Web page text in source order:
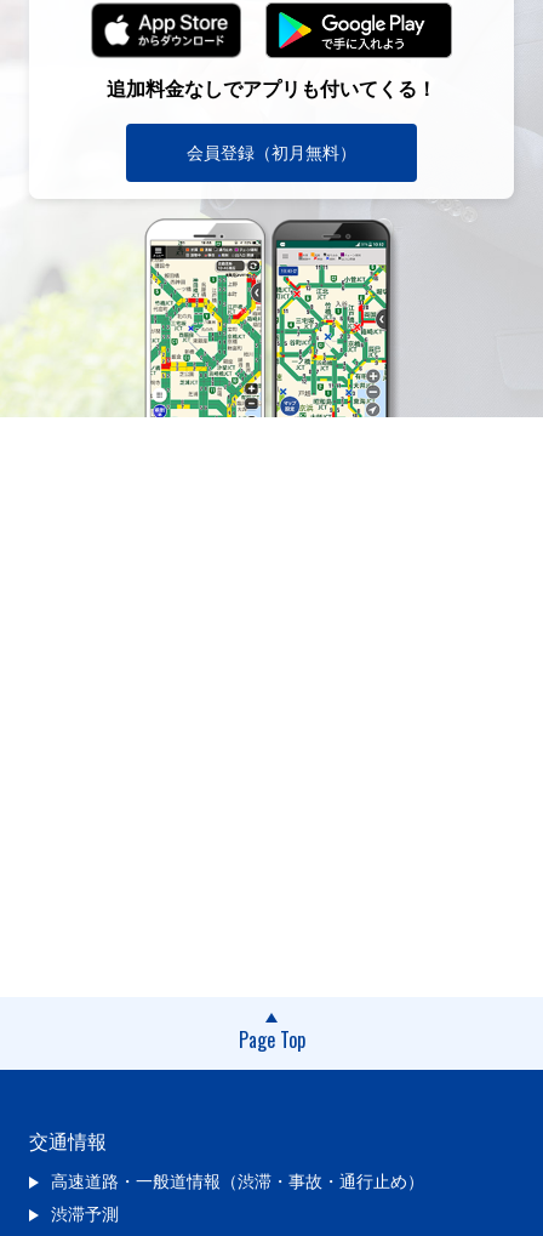
追加料金なしでアプリも付いてくる！
会員登録（初月無料）
Page Top
交通情報
高速道路・一般道情報（渋滞・事故・通行止め）
渋滞予測